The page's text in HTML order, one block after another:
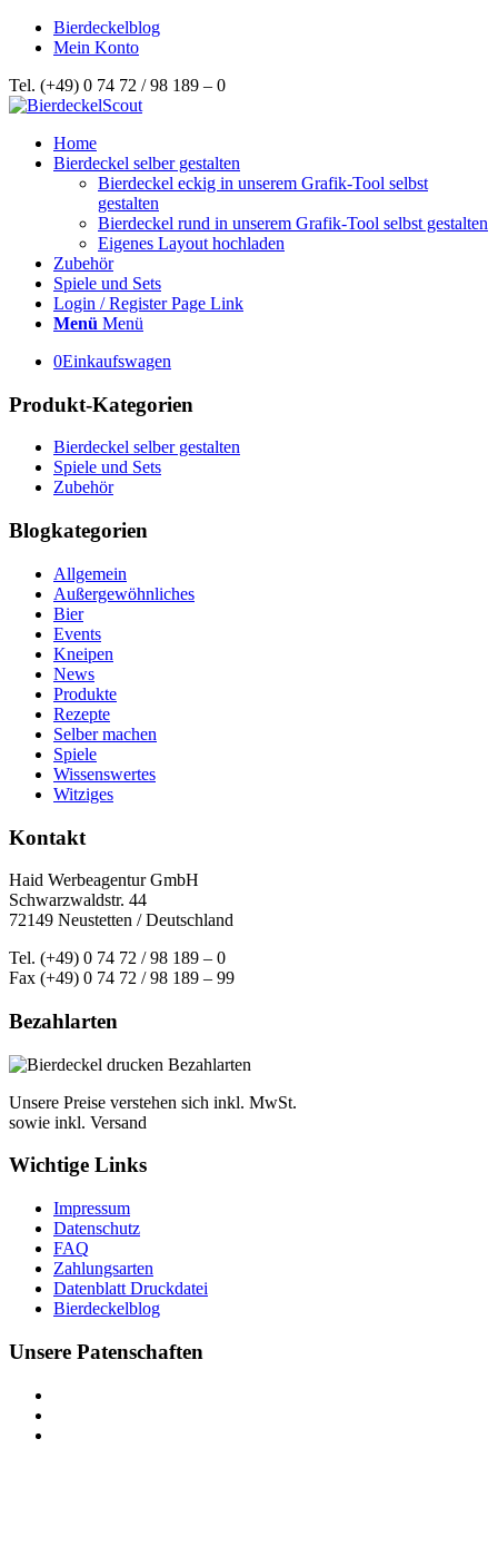
Bierdeckelblog
Mein Konto
Tel. (+49) 0 74 72 / 98 189 – 0
Home
Bierdeckel selber gestalten
Bierdeckel eckig in unserem Grafik-Tool selbst
gestalten
Bierdeckel rund in unserem Grafik-Tool selbst gestalten
Eigenes Layout hochladen
Zubehör
Spiele und Sets
Login / Register Page Link
Menü Menü
0Einkaufswagen
Produkt-Kategorien
Bierdeckel selber gestalten
Spiele und Sets
Zubehör
Blogkategorien
Allgemein
Außergewöhnliches
Bier
Events
Kneipen
News
Produkte
Rezepte
Selber machen
Spiele
Wissenswertes
Witziges
Kontakt
Haid Werbeagentur GmbH
Schwarzwaldstr. 44
72149 Neustetten / Deutschland
Tel. (+49) 0 74 72 / 98 189 – 0
Fax (+49) 0 74 72 / 98 189 – 99
Bezahlarten
Unsere Preise verstehen sich inkl. MwSt.
sowie inkl. Versand
Wichtige Links
Impressum
Datenschutz
FAQ
Zahlungsarten
Datenblatt Druckdatei
Bierdeckelblog
Unsere Patenschaften